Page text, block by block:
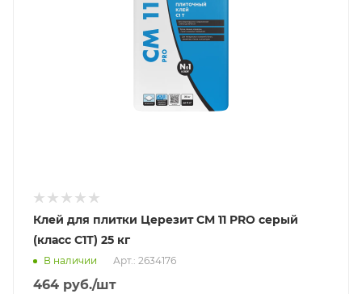
Клей для плитки Церезит CM 11 PRO серый
(класс С1Т) 25 кг
В наличии Арт.: 2634176
464 руб./шт